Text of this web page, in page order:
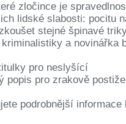
zločince je
lidské slabosti: pocitu
stejné špinavé
a novinářka
pro neslyšící
popis pro zrakově
podrobnější